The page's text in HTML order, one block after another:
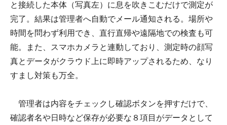
と接続した本体（写真左）に息を吹きこむだけで測定が
完了。結果は管理者へ自動でメール通知される。場所や
時間を問わず利用でき、直行直帰や遠隔地での検査も可
能。また、スマホカメラと連動しており、測定時の顔写
真とデータがクラウド上に即時アップされるため、なり
すまし対策も万全。
管理者は内容をチェックし確認ボタンを押すだけで、
確認者名や日時など保存が必要な８項目がデータとして